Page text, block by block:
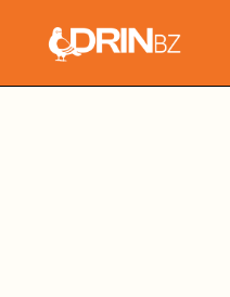
content